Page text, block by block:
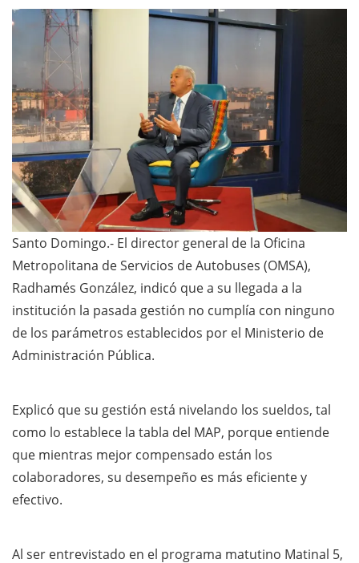
Santo Domingo.- El director general de la Oficina
Metropolitana de Servicios de Autobuses (OMSA),
Radhamés González, indicó que a su llegada a la
institución la pasada gestión no cumplía con ninguno
de los parámetros establecidos por el Ministerio de
Administración Pública.
Explicó que su gestión está nivelando los sueldos, tal
como lo establece la tabla del MAP, porque entiende
que mientras mejor compensado están los
colaboradores, su desempeño es más eficiente y
efectivo.
Al ser entrevistado en el programa matutino Matinal 5,